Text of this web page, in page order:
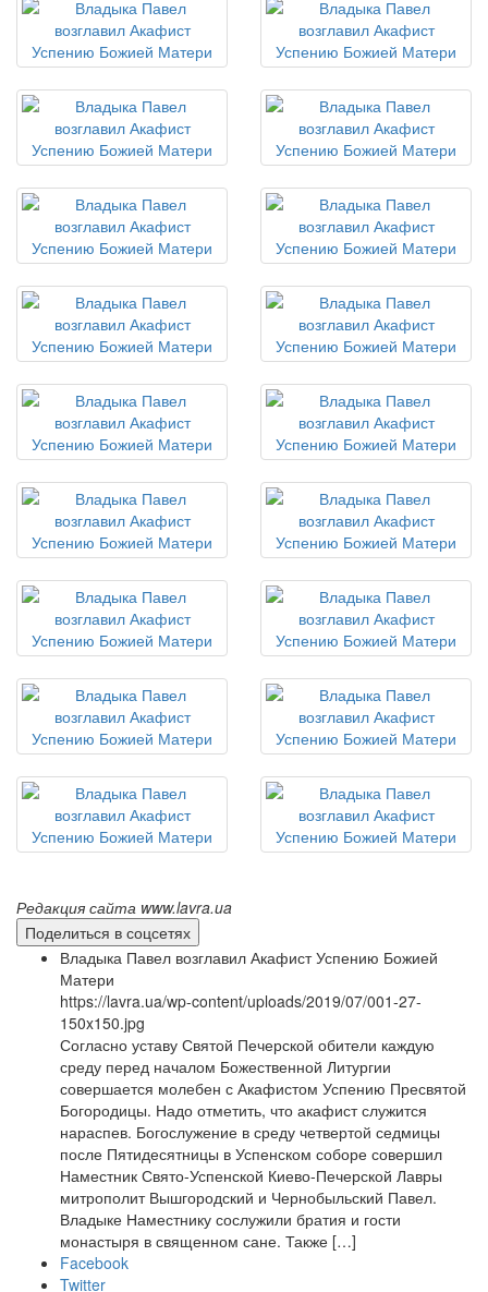
Редакция сайта www.lavra.ua
Поделиться в соцсетях
Владыка Павел возглавил Акафист Успению Божией
Матери
https://lavra.ua/wp-content/uploads/2019/07/001-27-
150x150.jpg
Согласно уставу Святой Печерской обители каждую
среду перед началом Божественной Литургии
совершается молебен с Акафистом Успению Пресвятой
Богородицы. Надо отметить, что акафист служится
нараспев. Богослужение в среду четвертой седмицы
после Пятидесятницы в Успенском соборе совершил
Наместник Свято-Успенской Киево-Печерской Лавры
митрополит Вышгородский и Чернобыльский Павел.
Владыке Наместнику сослужили братия и гости
монастыря в священном сане. Также […]
Facebook
Twitter